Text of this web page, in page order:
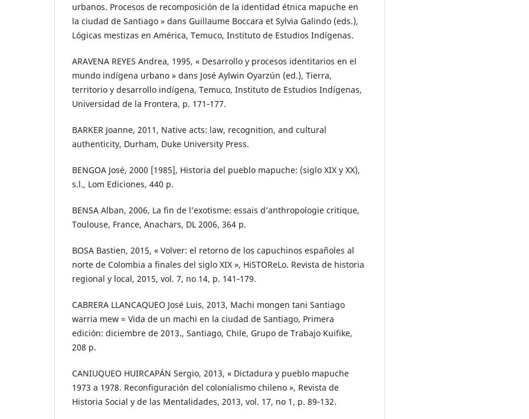
urbanos. Procesos de recomposición de la identidad étnica mapuche en
la ciudad de Santiago » dans Guillaume Boccara et Sylvia Galindo (eds.),
Lógicas mestizas en América, Temuco, Instituto de Estudios Indígenas.
ARAVENA REYES Andrea, 1995, « Desarrollo y procesos identitarios en el
mundo indígena urbano » dans José Aylwin Oyarzún (ed.), Tierra,
territorio y desarrollo indígena, Temuco, Instituto de Estudios Indígenas,
Universidad de la Frontera, p. 171‑177.
BARKER Joanne, 2011, Native acts: law, recognition, and cultural
authenticity, Durham, Duke University Press.
BENGOA José, 2000 [1985], Historia del pueblo mapuche: (siglo XIX y XX),
s.l., Lom Ediciones, 440 p.
BENSA Alban, 2006, La fin de l’exotisme: essais d’anthropologie critique,
Toulouse, France, Anachars, DL 2006, 364 p.
BOSA Bastien, 2015, « Volver: el retorno de los capuchinos españoles al
norte de Colombia a finales del siglo XIX », HiSTOReLo. Revista de historia
regional y local, 2015, vol. 7, no 14, p. 141‑179.
CABRERA LLANCAQUEO José Luis, 2013, Machi mongen tani Santiago
warria mew = Vida de un machi en la ciudad de Santiago, Primera
edición: diciembre de 2013., Santiago, Chile, Grupo de Trabajo Kuifike,
208 p.
CANIUQUEO HUIRCAPÁN Sergio, 2013, « Dictadura y pueblo mapuche
1973 a 1978. Reconfiguración del colonialismo chileno », Revista de
Historia Social y de las Mentalidades, 2013, vol. 17, no 1, p. 89‑132.